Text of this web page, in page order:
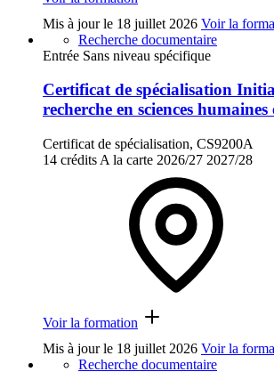
Mis à jour le 18 juillet 2026 Voir la
Recherche documentaire
Entrée Sans niveau spécifique
Certificat de spécialisation
recherche en sciences humaines
Certificat de spécialisation, CS9200A
14 crédits A la carte 2026/27 2027/28
Voir la formation
Mis à jour le 18 juillet 2026 Voir la
Recherche documentaire